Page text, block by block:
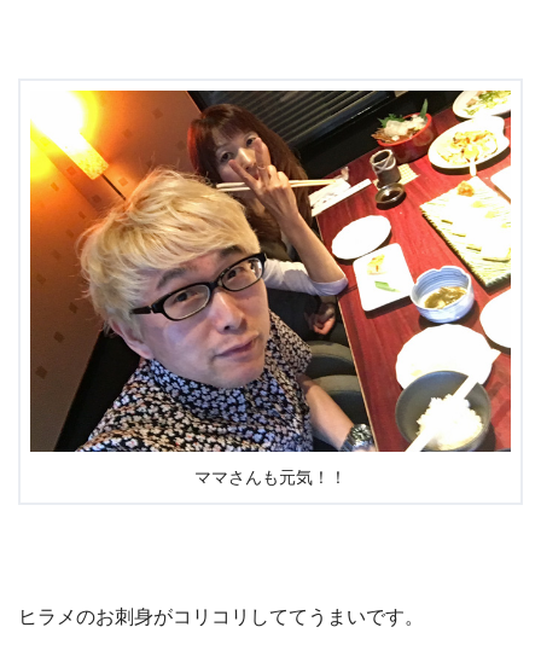
ママさんも元気！！
ヒラメのお刺身がコリコリしててうまいです。